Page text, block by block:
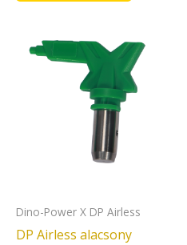
Dino-Power X DP Airless
DP Airless alacsony